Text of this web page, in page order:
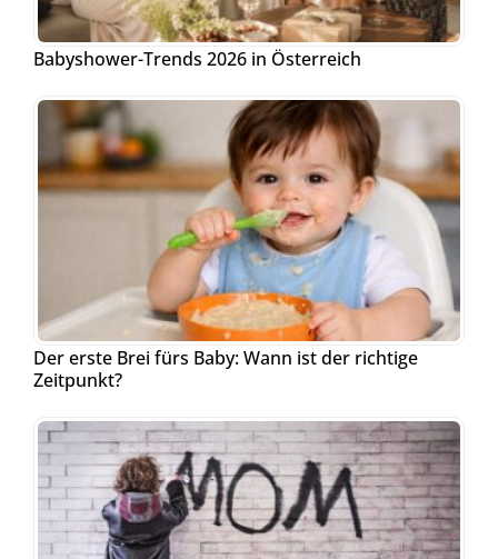
Babyshower-Trends 2026 in Österreich
Der erste Brei fürs Baby: Wann ist der richtige
Zeitpunkt?